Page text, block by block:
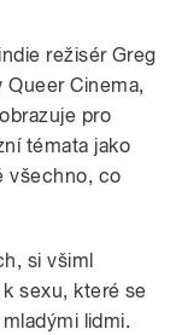
režisér Greg
Cinema,
pro
témata jako
všechno, co
si všiml
sexu, které se
lidmi.